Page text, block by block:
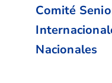
Comité
Nacionales